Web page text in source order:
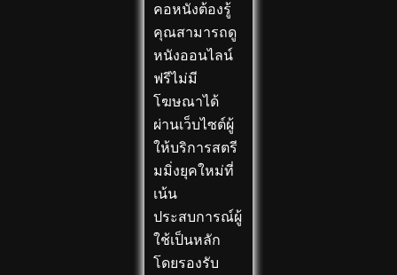
คอหนังต้องรู้
คุณสามารถดู
หนังออนไลน์
ฟรีไม่มี
โฆษณาได้
ผ่านเว็บไซต์ผู้
ให้บริการสตรี
มมิ่งยุคใหม่ที่
เน้น
ประสบการณ์ผู้
ใช้เป็นหลัก
โดยรองรับ